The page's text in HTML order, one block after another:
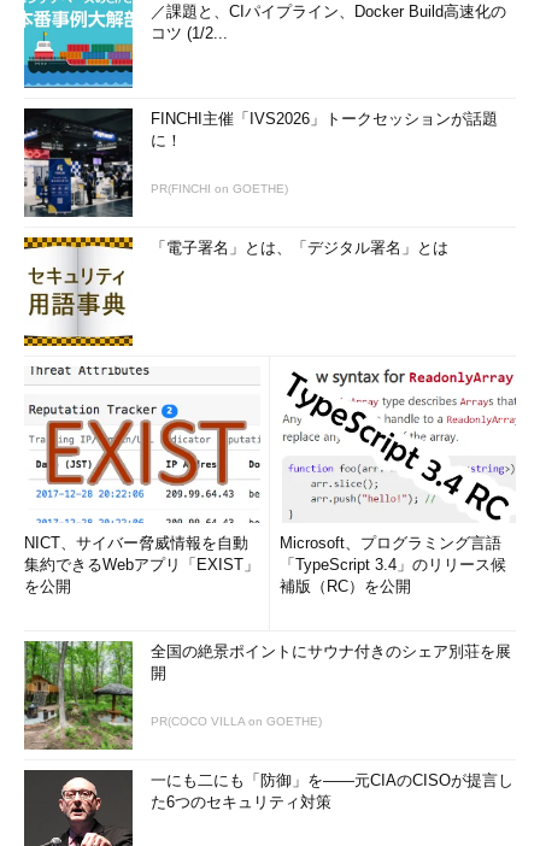
／課題と、CIパイプライン、Docker Build高速化の
コツ (1/2...
FINCHI主催「IVS2026」トークセッションが話題
に！
PR(FINCHI on GOETHE)
「電子署名」とは、「デジタル署名」とは
NICT、サイバー脅威情報を自動
集約できるWebアプリ「EXIST」
を公開
Microsoft、プログラミング言語
「TypeScript 3.4」のリリース候
補版（RC）を公開
全国の絶景ポイントにサウナ付きのシェア別荘を展
開
PR(COCO VILLA on GOETHE)
一にも二にも「防御」を――元CIAのCISOが提言し
た6つのセキュリティ対策